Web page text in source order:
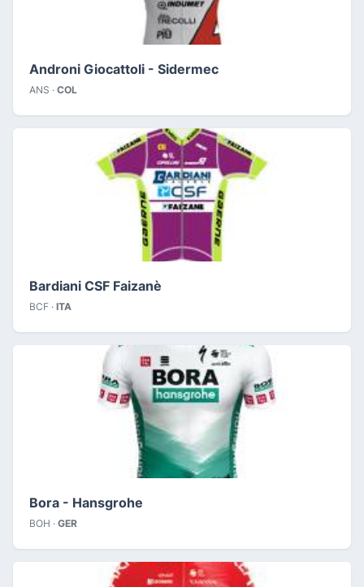
Androni Giocattoli - Sidermec
ANS · COL
Bardiani CSF Faizanè
BCF · ITA
Bora - Hansgrohe
BOH · GER